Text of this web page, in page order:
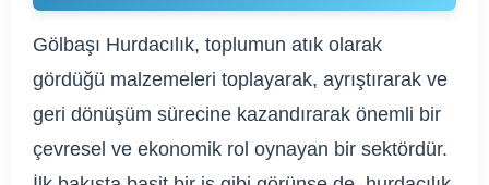
Gölbaşı Hurdacılık, toplumun atık olarak
gördüğü malzemeleri toplayarak, ayrıştırarak ve
geri dönüşüm sürecine kazandırarak önemli bir
çevresel ve ekonomik rol oynayan bir sektördür.